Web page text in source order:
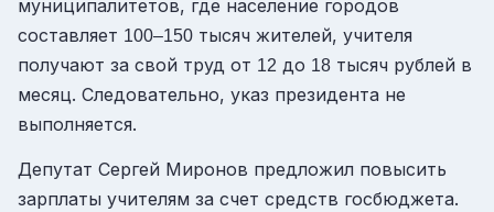
муниципалитетов, где население городов
составляет 100–150 тысяч жителей, учителя
получают за свой труд от 12 до 18 тысяч рублей в
месяц. Следовательно, указ президента не
выполняется.
Депутат Сергей Миронов предложил повысить
зарплаты учителям за счет средств госбюджета.